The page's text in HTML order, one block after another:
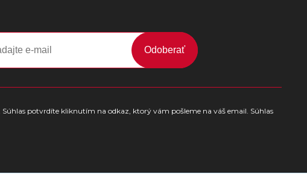
Odoberať
potvrdíte kliknutím na odkaz, ktorý vám pošleme na váš email. Súhlas